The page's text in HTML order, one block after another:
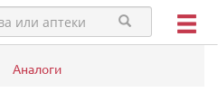
Аналоги